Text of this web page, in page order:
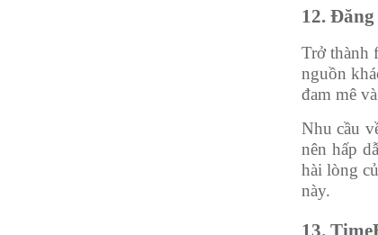
12.
Trở thành
nguồn
đam mê
Nhu cầu
nên hấp
hài lòng
này.
13.